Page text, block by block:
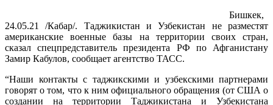
Бишкек,
24.05.21 /Кабар/. Таджикистан и Узбекистан не разместят
американские военные базы на территории своих стран,
сказал спецпредставитель президента РФ по Афганистану
Замир Кабулов, сообщает агентство ТАСС.
“Наши контакты с таджикскими и узбекскими партнерами
говорят о том, что к ним официального обращения (от США о
создании на территории Таджикистана и Узбекистана